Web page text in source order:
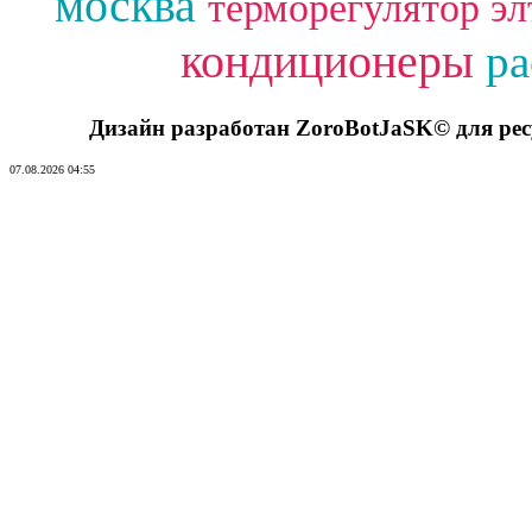
кондиционеры
Дизайн разработан ZoroBotJaSK© для
07.08.2026 04:55